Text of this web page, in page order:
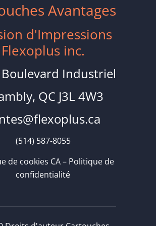
Avantages
d'Impressions
Flexoplus inc.
Industriel
QC J3L 4W3
(514) 587-8055
de cookies CA– Politique de
confidentialité